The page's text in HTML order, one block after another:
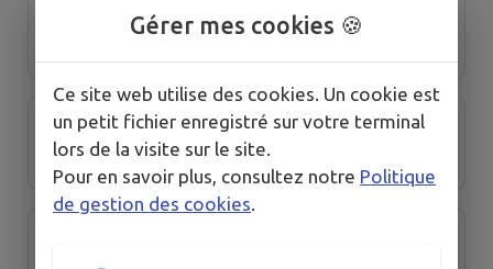
Cochonnet Marmanhacois
Comité des Fêtes et d’animation
Gérer mes cookies 🍪
Ce site web utilise des cookies. Un cookie est
un petit fichier enregistré sur votre terminal
lors de la visite sur le site.
Pour en savoir plus, consultez notre Politique
de gestion des cookies